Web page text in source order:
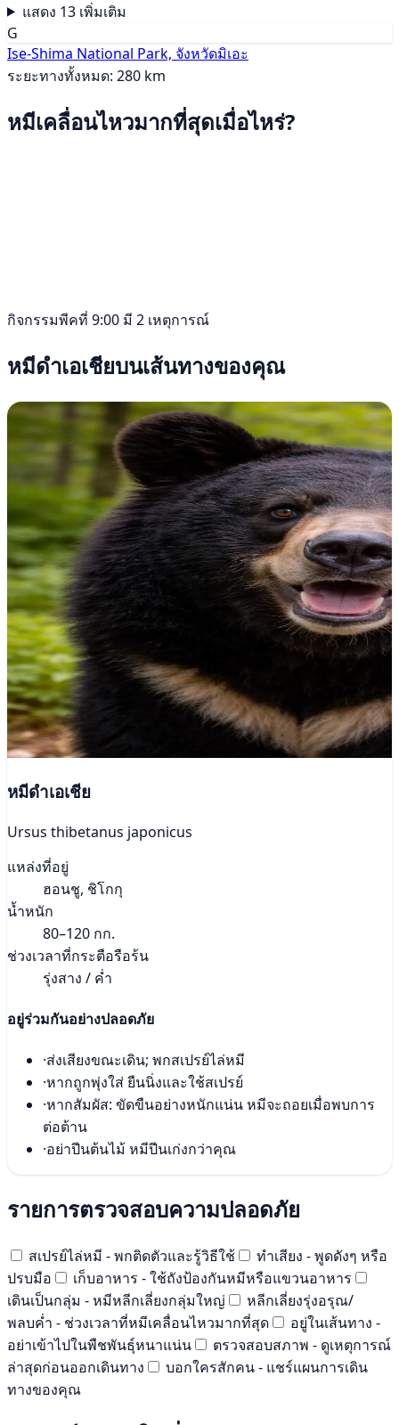
แสดง 13 เพิ่มเติม
G
Ise-Shima National Park, จังหวัดมิเอะ
ระยะทางทั้งหมด: 280 km
หมีเคลื่อนไหวมากที่สุดเมื่อไหร่?
กิจกรรมพีคที่ 9:00 มี 2 เหตุการณ์
หมีดำเอเชียบนเส้นทางของคุณ
หมีดำเอเชีย
Ursus thibetanus japonicus
แหล่งที่อยู่
ฮอนชู, ชิโกกุ
น้ำหนัก
80–120 กก.
ช่วงเวลาที่กระตือรือร้น
รุ่งสาง / ค่ำ
อยู่ร่วมกันอย่างปลอดภัย
·ส่งเสียงขณะเดิน; พกสเปรย์ไล่หมี
·หากถูกพุ่งใส่ ยืนนิ่งและใช้สเปรย์
·หากสัมผัส: ขัดขืนอย่างหนักแน่น หมีจะถอยเมื่อพบการ
ต่อต้าน
·อย่าปีนต้นไม้ หมีปีนเก่งกว่าคุณ
รายการตรวจสอบความปลอดภัย
สเปรย์ไล่หมี - พกติดตัวและรู้วิธีใช้
ทำเสียง - พูดดังๆ หรือ
ปรบมือ
เก็บอาหาร - ใช้ถังป้องกันหมีหรือแขวนอาหาร
เดินเป็นกลุ่ม - หมีหลีกเลี่ยงกลุ่มใหญ่
หลีกเลี่ยงรุ่งอรุณ/
พลบค่ำ - ช่วงเวลาที่หมีเคลื่อนไหวมากที่สุด
อยู่ในเส้นทาง -
อย่าเข้าไปในพืชพันธุ์หนาแน่น
ตรวจสอบสภาพ - ดูเหตุการณ์
ล่าสุดก่อนออกเดินทาง
บอกใครสักคน - แชร์แผนการเดิน
ทางของคุณ